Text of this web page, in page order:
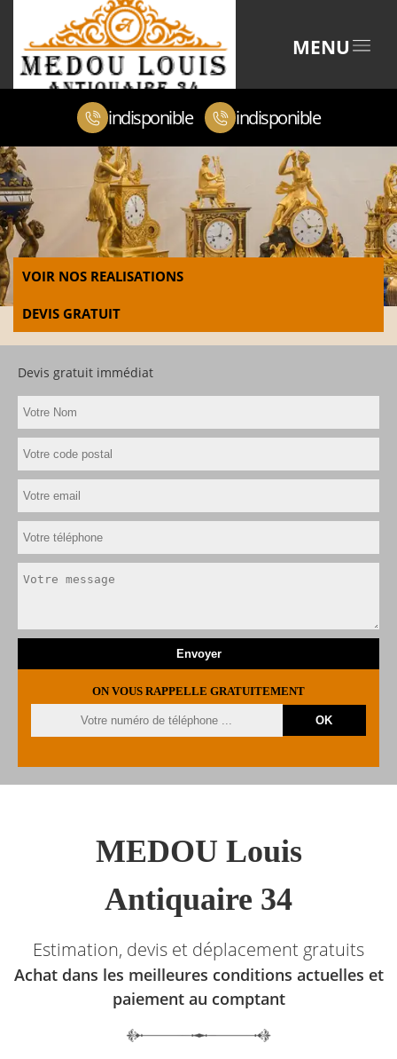
MENU
indisponible indisponible
VOIR NOS REALISATIONS
DEVIS GRATUIT
Devis gratuit immédiat
ON VOUS RAPPELLE GRATUITEMENT
MEDOU Louis
Antiquaire 34
Estimation, devis et déplacement gratuits
Achat dans les meilleures conditions actuelles et
paiement au comptant